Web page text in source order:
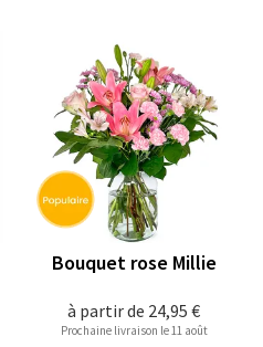
à partir de 24,95 €
Bouquet rose Millie
Prochaine livraison le 11 août